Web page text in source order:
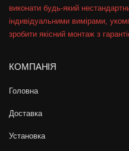
виконати будь-який
індивідуальними вимірами,
зробити якісний монтаж з
КОМПАНІЯ
Головна
Доставка
Установка